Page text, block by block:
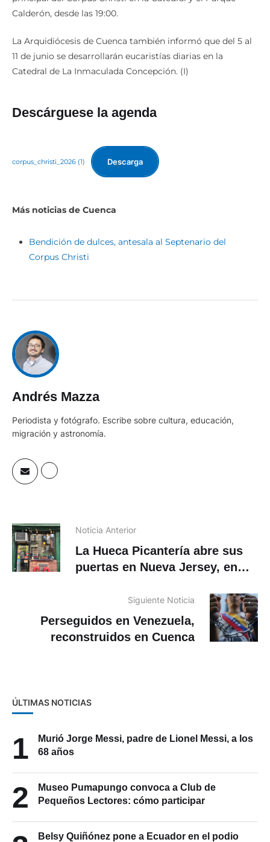
Calderón, desde las 19:00.
La Arquidiócesis de Cuenca también informó que del 5 al
11 de junio se desarrollarán eucaristías diarias en la
Catedral de La Inmaculada Concepción. (I)
Descárguese la agenda
corpus_christi_2026 (1) Descarga
Más noticias de Cuenca
Bendición de dulces, antesala al Septenario del
Corpus Christi
Andrés Mazza
Periodista y fotógrafo. Escribe sobre cultura, educación,
migración y astronomía.
Noticia Anterior
La Hueca Picantería abre sus
puertas en Nueva Jersey, en
Siguiente Noticia
Perseguidos en Venezuela,
reconstruidos en Cuenca
ÚLTIMAS NOTICIAS
1
Murió Jorge Messi, padre de Lionel Messi, a los
68 años
2
Museo Pumapungo convoca a Club de
Pequeños Lectores: cómo participar
Belsy Quiñónez pone a Ecuador en el podio